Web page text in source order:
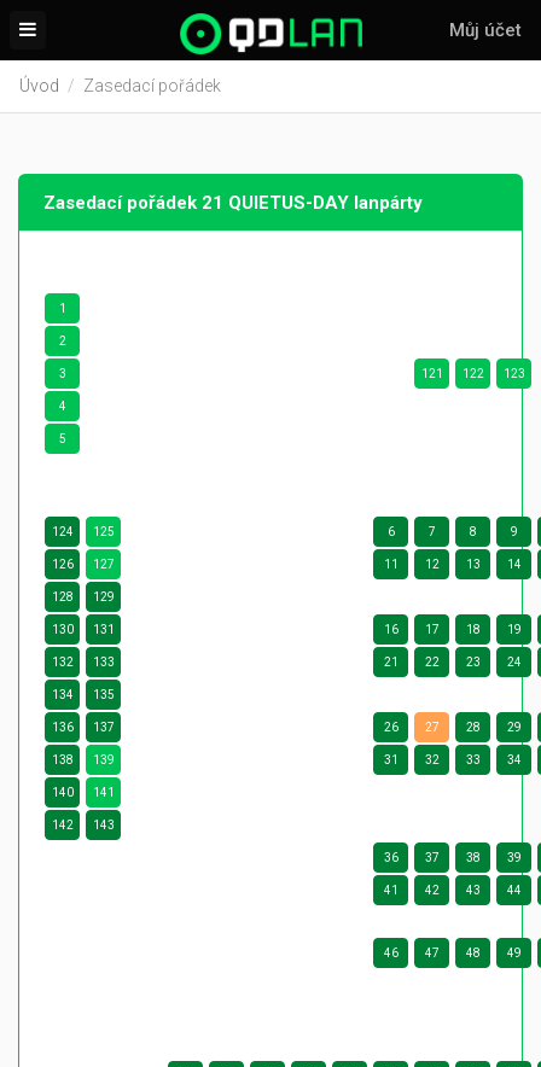
Můj účet
Úvod Zasedací pořádek
Zasedací pořádek 21 QUIETUS-DAY lanpárty
1
2
3 121 122 123
4
5
124 125 6 7 8 9
126 127 11 12 13 14
128 129
130 131 16 17 18 19
132 133 21 22 23 24
134 135
136 137 26 27 28 29
138 139 31 32 33 34
140 141
142 143
36 37 38 39
41 42 43 44
46 47 48 49